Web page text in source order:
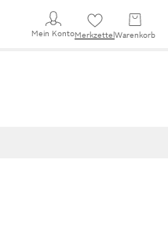
Mein KontoMerkzettel Warenkorb